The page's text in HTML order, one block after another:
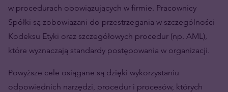
w procedurach obowiązujących w firmie. Pracownicy
Spółki są zobowiązani do przestrzegania w szczególności
Kodeksu Etyki oraz szczegółowych procedur (np. AML),
które wyznaczają standardy postępowania w organizacji.
Powyższe cele osiągane są dzięki wykorzystaniu
odpowiednich narzędzi, procedur i procesów, których